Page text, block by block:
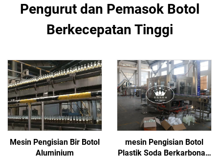
Pengurut dan Pemasok Botol
Berkecepatan Tinggi
Mesin Pengisian Bir Botol
Aluminium
mesin Pengisian Botol
Plastik Soda Berkarbonasi